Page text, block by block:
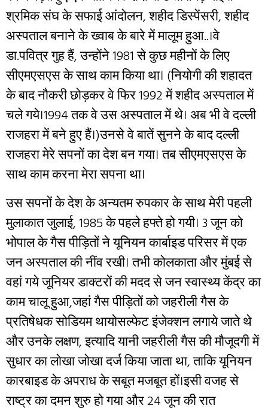
श्रमिक संघ के सफाई आंदोलन, शहीद डिस्पेंसरी, शहीद
अस्पताल बनाने के ख्वाब के बारे में मालूम हुआ..।वे
डा.पवित्र गुह हैं, उन्होंने 1981 से कुछ महीनों के लिए
सीएमएसएस के साथ काम किया था। (नियोगी की शहादत
के बाद नौकरी छोड़कर वे फिर 1992 में शहीद अस्पताल में
चले गये।1994 तक वे उस अस्पताल में थे। अब भी वे दल्ली
राजहरा में बने हुए हैं।)उनसे वे बातें सुनने के बाद दल्ली
राजहरा मेरे सपनों का देश बन गया। तब सीएमएसएस के
साथ काम करना मेरा सपना था।
उस सपनों के देश के अन्यतम रुपकार के साथ मेरी पहली
मुलाकात जुलाई, 1985 के पहले हफ्ते हो गयी। 3 जून को
भोपाल के गैस पीड़ितों ने यूनियन कार्बाइड परिसर में एक
जन अस्पताल की नींव रखी। तभी कोलकाता और मुंबई से
वहां गये जूनियर डाक्टरों की मदद से जन स्वास्थ्य केंद्र का
काम चालू हुआ,जहां गैस पीड़ितों को जहरीली गैस के
प्रतिषेधक सोडियम थायोसल्फेट इंजेक्शन लगाये जाते थे
और उनके लक्षण, इत्यादि यानी जहरीली गैस की मौजूदगी में
सुधार का लोखा जोखा दर्ज किया जाता था, ताकि यूनियन
कारबाइड के अपराध के सबूत मजबूत हों।इसी वजह से
राष्ट्र का दमन शुरु हो गया और 24 जून की रात